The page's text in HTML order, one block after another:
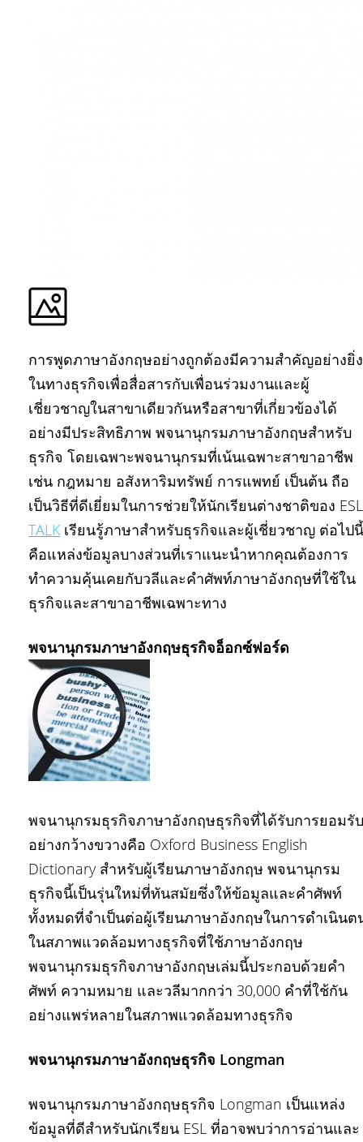
การพูดภาษาอังกฤษอย่างถูกต้องมีความสำคัญอย่างยิ่ง
ในทางธุรกิจเพื่อสื่อสารกับเพื่อนร่วมงานและผู้
เชี่ยวชาญในสาขาเดียวกันหรือสาขาที่เกี่ยวข้องได้
อย่างมีประสิทธิภาพ พจนานุกรมภาษาอังกฤษสำหรับ
ธุรกิจ โดยเฉพาะพจนานุกรมที่เน้นเฉพาะสาขาอาชีพ
เช่น กฎหมาย อสังหาริมทรัพย์ การแพทย์ เป็นต้น ถือ
เป็นวิธีที่ดีเยี่ยมในการช่วยให้นักเรียนต่างชาติของ ESL
TALKเรียนรู้ภาษาสำหรับธุรกิจและผู้เชี่ยวชาญ ต่อไปนี้
คือแหล่งข้อมูลบางส่วนที่เราแนะนำหากคุณต้องการ
ทำความคุ้นเคยกับวลีและคำศัพท์ภาษาอังกฤษที่ใช้ใน
ธุรกิจและสาขาอาชีพเฉพาะทาง
พจนานุกรมภาษาอังกฤษธุรกิจอ็อกซ์ฟอร์ด
พจนานุกรมธุรกิจภาษาอังกฤษธุรกิจที่ได้รับการยอมรับ
อย่างกว้างขวางคือ Oxford Business English
Dictionary สำหรับผู้เรียนภาษาอังกฤษ พจนานุกรม
ธุรกิจนี้เป็นรุ่นใหม่ที่ทันสมัยซึ่งให้ข้อมูลและคำศัพท์
ทั้งหมดที่จำเป็นต่อผู้เรียนภาษาอังกฤษในการดำเนินต
ในสภาพแวดล้อมทางธุรกิจที่ใช้ภาษาอังกฤษ
พจนานุกรมธุรกิจภาษาอังกฤษเล่มนี้ประกอบด้วยคำ
ศัพท์ ความหมาย และวลีมากกว่า 30,000 คำที่ใช้กัน
อย่างแพร่หลายในสภาพแวดล้อมทางธุรกิจ
พจนานุกรมภาษาอังกฤษธุรกิจ Longman
พจนานุกรมภาษาอังกฤษธุรกิจ Longman เป็นแหล่ง
ข้อมูลที่ดีสำหรับนักเรียน ESL ที่อาจพบว่าการอ่านและ